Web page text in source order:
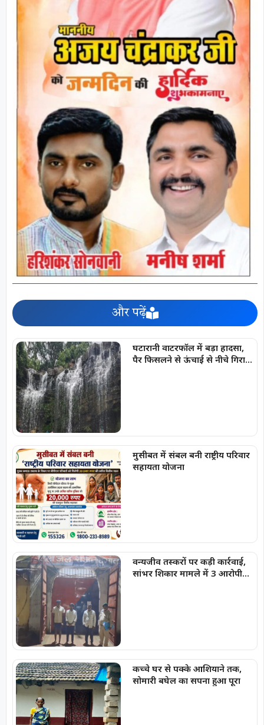
और पढ़ें
घटारानी वाटरफॉल में बड़ा हादसा,
पैर फिसलने से ऊंचाई से नीचे गिरा
मुसीबत में संबल बनी राष्ट्रीय परिवार
सहायता योजना
वन्यजीव तस्करों पर कड़ी कार्रवाई,
सांभर शिकार मामले में 3 आरोपी
कच्चे घर से पक्के आशियाने तक,
सोमारी बघेल का सपना हुआ पूरा